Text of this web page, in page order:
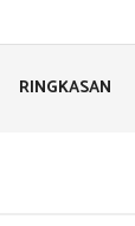
RINGKASAN